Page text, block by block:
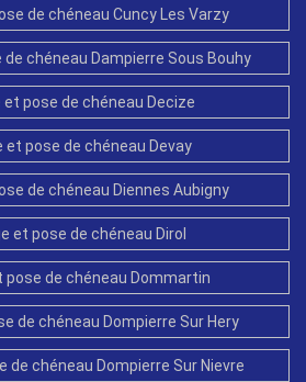
de chéneau Cuncy Les Varzy
chéneau Dampierre Sous Bouhy
et pose de chéneau Decize
et pose de chéneau Devay
de chéneau Diennes Aubigny
et pose de chéneau Dirol
pose de chéneau Dommartin
de chéneau Dompierre Sur Hery
de chéneau Dompierre Sur Nievre